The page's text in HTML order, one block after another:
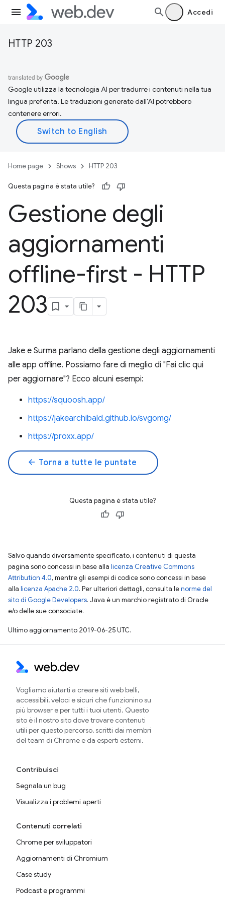
Accedi
HTTP 203
Google utilizza la tecnologia AI per tradurre i contenuti nella tua
lingua preferita. Le traduzioni generate dall'AI potrebbero
contenere errori.
Home page Shows HTTP 203
Questa pagina è stata utile?
Gestione degli
aggiornamenti
offline-first - HTTP
203
Jake e Surma parlano della gestione degli aggiornamenti
alle app offline. Possiamo fare di meglio di "Fai clic qui
per aggiornare"? Ecco alcuni esempi:
https://squoosh.app/
https://jakearchibald.github.io/svgomg/
https://proxx.app/
arrow_back Torna a tutte le puntate
Questa pagina è stata utile?
Salvo quando diversamente specificato, i contenuti di questa
pagina sono concessi in base alla licenza Creative Commons
Attribution 4.0, mentre gli esempi di codice sono concessi in base
alla licenza Apache 2.0. Per ulteriori dettagli, consulta lenorme del
sito di Google Developers. Java è un marchio registrato di Oracle
e/o delle sue consociate.
Ultimo aggiornamento 2019-06-25 UTC.
Vogliamo aiutarti a creare siti web belli,
accessibili, veloci e sicuri che funzionino su
più browser e per tutti i tuoi utenti. Questo
sito è il nostro sito dove trovare contenuti
utili per questo percorso, scritti dai membri
del team di Chrome e da esperti esterni.
Contribuisci
Segnala un bug
Visualizza i problemi aperti
Contenuti correlati
Chrome per sviluppatori
Aggiornamenti di Chromium
Case study
Podcast e programmi